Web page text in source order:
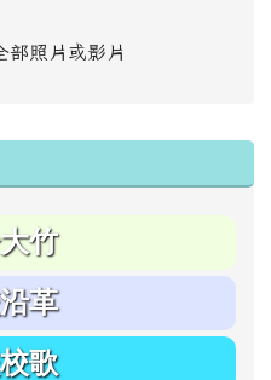
部照片或影片
竹
革
歌